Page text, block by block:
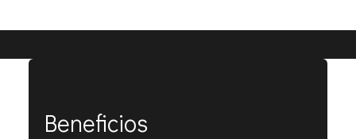
Beneficios